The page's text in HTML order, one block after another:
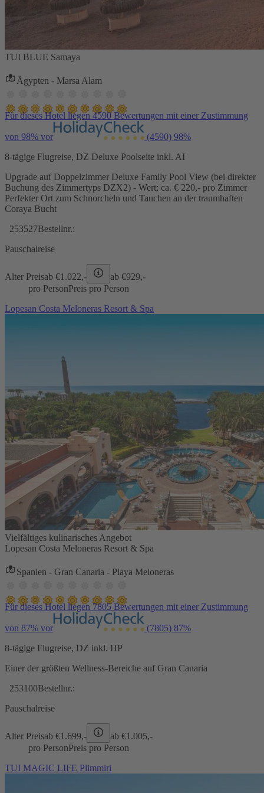
TUI BLUE Samaya
Ägypten - Marsa Alam
Für dieses Hotel liegen 4590 Bewertungen mit einer Zustimmung
von 98% vor (4590) 98%
8-tägige Flugreise, DZ Deluxe Poolseite inkl. AI
Upgrade auf Doppelzimmer Deluxe Family Pool View (bei direkter
Buchung des Zimmertyps DZX2) - Wert: ca. € 220,- pro Zimmer
Perfekter Ort zum Schnorcheln und Tauchen an der traumhaften
Coraya Bucht
253527Bestellnr.:
Pauschalreise
Alter Preisab €1.022,- ab €929,-
pro PersonPreis pro Person
Lopesan Costa Meloneras Resort & Spa
Vielfältiges kulinarisches Angebot
Lopesan Costa Meloneras Resort & Spa
Spanien - Gran Canaria - Playa Meloneras
Für dieses Hotel liegen 7805 Bewertungen mit einer Zustimmung
von 87% vor (7805) 87%
8-tägige Flugreise, DZ inkl. HP
Einer der größten Wellness-Bereiche auf Gran Canaria
253100Bestellnr.:
Pauschalreise
Alter Preisab €1.699,- ab €1.005,-
pro PersonPreis pro Person
TUI MAGIC LIFE Plimmiri